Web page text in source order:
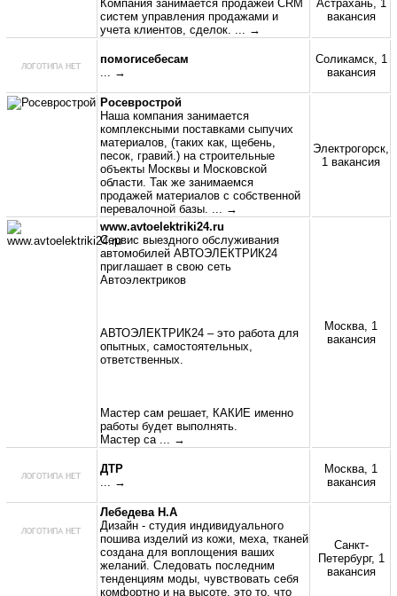
Компания занимается продажей CRM
систем управления продажами и
учета клиентов, сделок.
... →
Астрахань, 1
вакансия
помогисебесам
... →
Соликамск, 1
вакансия
Росеврострой
Наша компания занимается
комплексными поставками сыпучих
материалов, (таких как, щебень,
песок, гравий.) на строительные
объекты Москвы и Московской
области. Так же занимаемся
продажей материалов с собственной
перевалочной базы.
... →
Электрогорск,
1 вакансия
www.avtoelektriki24.ru
Сервис выездного обслуживания
автомобилей АВТОЭЛЕКТРИК24
приглашает в свою сеть
Автоэлектриков
АВТОЭЛЕКТРИК24 – это работа для
опытных, самостоятельных,
ответственных.
Мастер сам решает, КАКИЕ именно
работы будет выполнять.
Мастер са
... →
Москва, 1
вакансия
ДТР
... →
Москва, 1
вакансия
Лебедева Н.А
Дизайн - студия индивидуального
пошива изделий из кожи, меха, тканей
создана для воплощения ваших
желаний. Следовать последним
тенденциям моды, чувствовать себя
комфортно и на высоте, это то, что
Санкт-
Петербург, 1
вакансия